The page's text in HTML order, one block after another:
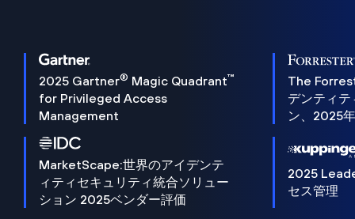
2025 Gartner® Magic Quadrant™
for Privileged Access
Management
The
デンティ
ン、2025
MarketScape:世界のアイデンテ
ィティセキュリティ統合ソリュー
ション 2025ベンダー評価
2025
セス管理